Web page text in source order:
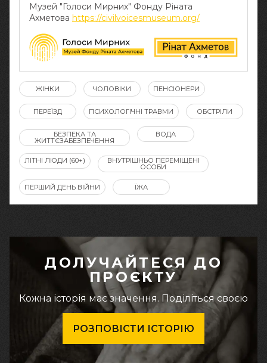
Музей "Голоси Мирних" Фонду Ріната
Ахметова https://civilvoicesmuseum.org/
ЖІНКИ ЧОЛОВІКИ ПЕНСІОНЕРИ
ПЕРЕЇЗД ПСИХОЛОГІЧНІ ТРАВМИ ОБСТРІЛИ
БЕЗПЕКА ТА
ЖИТТЄЗАБЕЗПЕЧЕННЯ
ВОДА
ЛІТНІ ЛЮДИ (60+) ВНУТРІШНЬО ПЕРЕМІЩЕНІ
ОСОБИ
ПЕРШИЙ ДЕНЬ ВІЙНИ ЇЖА
ДОЛУЧАЙТЕСЯ ДО
ПРОЄКТУ
Кожна історія має значення. Поділіться своєю
РОЗПОВІСТИ ІСТОРІЮ